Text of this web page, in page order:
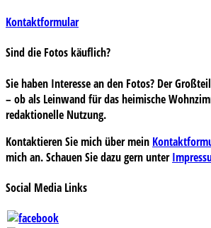
Kontaktformular
Sind die Fotos käuflich?
Sie haben Interesse an den Fotos? Der
– ob als Leinwand für das heimische
redaktionelle Nutzung.
Kontaktieren Sie mich über mein
mich an. Schauen Sie dazu gern unter
Social Media Links